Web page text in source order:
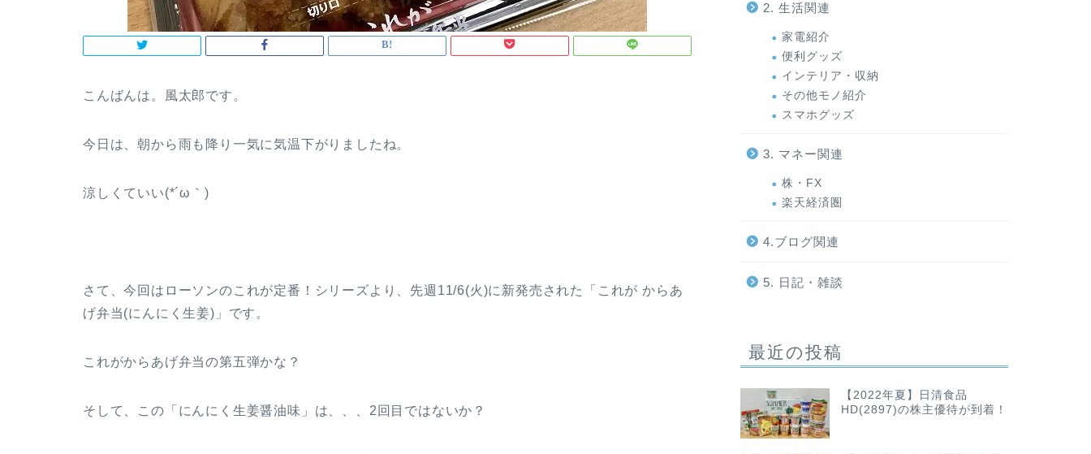
こんばんは。風太郎です。
今日は、朝から雨も降り一気に気温下がりましたね。
涼しくていい(*´ω｀)
さて、今回はローソンのこれが定番！シリーズより、先週11/6(火)に新発売された「これが からあ
げ弁当(にんにく生姜)」です。
これがからあげ弁当の第五弾かな？
そして、この「にんにく生姜醤油味」は、、、2回目ではないか？
2. 生活関連
家電紹介
便利グッズ
インテリア・収納
その他モノ紹介
スマホグッズ
3. マネー関連
株・FX
楽天経済圏
4.ブログ関連
5. 日記・雑談
最近の投稿
【2022年夏】日清食品
HD(2897)の株主優待が到着！